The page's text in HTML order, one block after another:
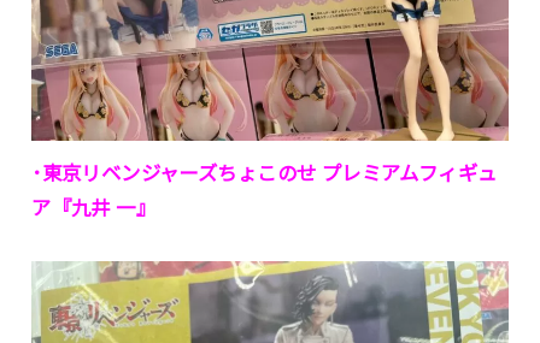
･東京リベンジャーズちょこのせ プレミアムフィギュ
ア『九井 一』